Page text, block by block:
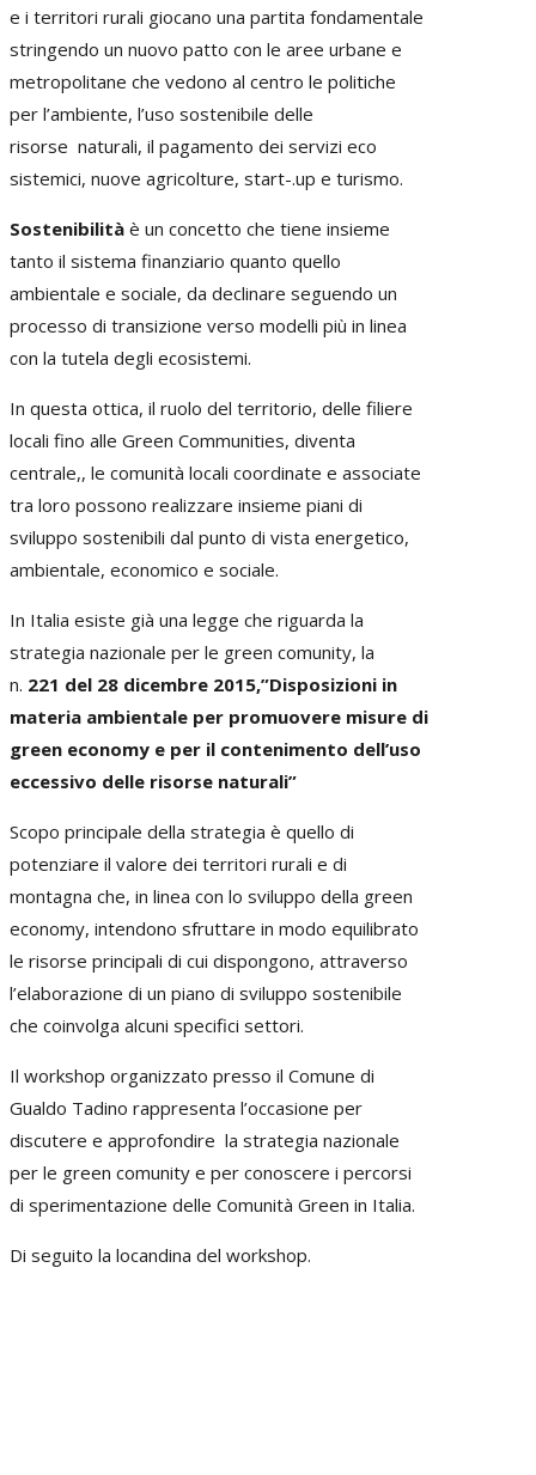
e i territori rurali giocano una partita fondamentale
stringendo un nuovo patto con le aree urbane e
metropolitane che vedono al centro le politiche
per l’ambiente, l’uso sostenibile delle
risorse naturali, il pagamento dei servizi eco
sistemici, nuove agricolture, start-.up e turismo.
Sostenibilità è un concetto che tiene insieme
tanto il sistema finanziario quanto quello
ambientale e sociale, da declinare seguendo un
processo di transizione verso modelli più in linea
con la tutela degli ecosistemi.
In questa ottica, il ruolo del territorio, delle filiere
locali fino alle Green Communities, diventa
centrale,, le comunità locali coordinate e associate
tra loro possono realizzare insieme piani di
sviluppo sostenibili dal punto di vista energetico,
ambientale, economico e sociale.
In Italia esiste già una legge che riguarda la
strategia nazionale per le green comunity, la
n. 221 del 28 dicembre 2015,”Disposizioni in
materia ambientale per promuovere misure di
green economy e per il contenimento dell’uso
eccessivo delle risorse naturali”
Scopo principale della strategia è quello di
potenziare il valore dei territori rurali e di
montagna che, in linea con lo sviluppo della green
economy, intendono sfruttare in modo equilibrato
le risorse principali di cui dispongono, attraverso
l’elaborazione di un piano di sviluppo sostenibile
che coinvolga alcuni specifici settori.
Il workshop organizzato presso il Comune di
Gualdo Tadino rappresenta l’occasione per
discutere e approfondire la strategia nazionale
per le green comunity e per conoscere i percorsi
di sperimentazione delle Comunità Green in Italia.
Di seguito la locandina del workshop.